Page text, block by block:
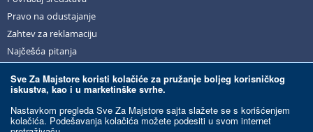
Sve Za Majstore koristi kolačiće za pružanje boljeg korisničkog
iskustva, kao i u marketinške svrhe.
Nastavkom pregleda Sve Za Majstore sajta slažete se s korišćenjem
kolačića. Podešavanja kolačića možete podesiti u svom internet
Pravo na odustajanje
Zahtev za reklamaciju
Najčešća pitanja